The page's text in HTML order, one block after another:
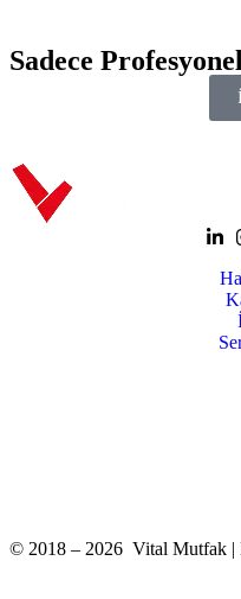
Sadece
© 2018 – 2026 Vital Mutfak |